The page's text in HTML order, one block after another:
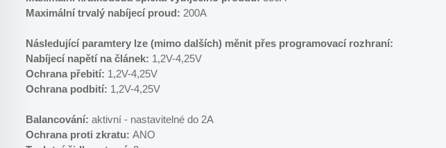
Maximální trvalý nabíjecí proud: 200A
Následující paramtery lze (mimo dalších) měnit přes programovací rozhraní:
Nabíjecí napětí na článek: 1,2V-4,25V
Ochrana přebití: 1,2V-4,25V
Ochrana podbití: 1,2V-4,25V
Balancování: aktivní - nastavitelné do 2A
Ochrana proti zkratu: ANO